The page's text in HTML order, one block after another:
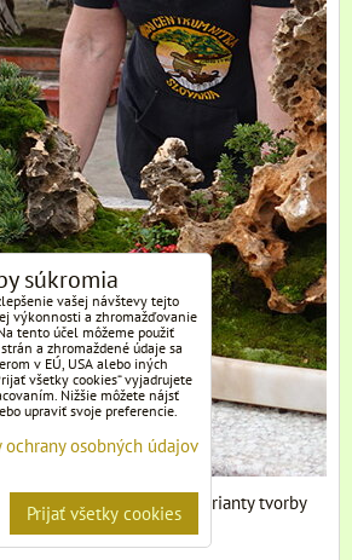
sme vysvetlili i ďalšie varianty tvorby
krajinnej scenérie.
súkromia
vašej návštevy tejto
výkonnosti a zhromažďovanie
tento účel môžeme použiť
a zhromaždené údaje sa
v EÚ, USA alebo iných
všetky cookies“ vyjadrujete
Nižšie môžete nájsť
upraviť svoje preferencie.
ochrany osobných údajov
Prijať všetky cookies